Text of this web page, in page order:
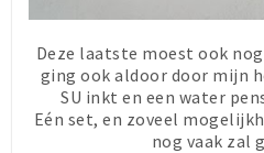
Deze laatste moest ook
ging ook aldoor door mijn
SU inkt en een water
Eén set, en zoveel
nog vaak zal